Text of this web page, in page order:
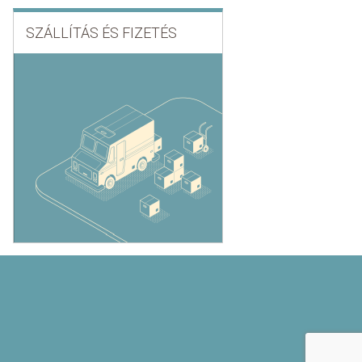
SZÁLLÍTÁS ÉS FIZETÉS